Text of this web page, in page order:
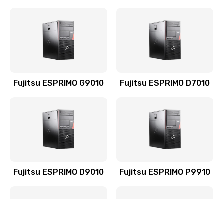
Fujitsu ESPRIMO G9010 Fujitsu ESPRIMO D7010
Fujitsu ESPRIMO D9010 Fujitsu ESPRIMO P9910